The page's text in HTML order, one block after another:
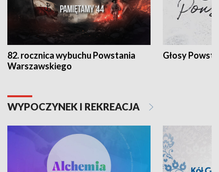
82. rocznica wybuchu Powstania
Warszawskiego
Głosy
WYPOCZYNEK I REKREACJA